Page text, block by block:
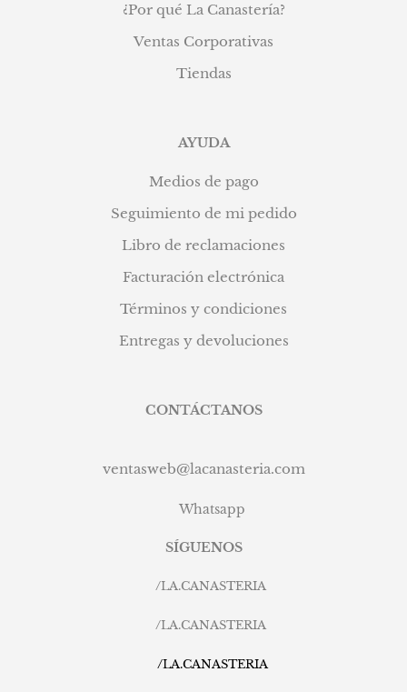
¿Por qué La Canastería?
Ventas Corporativas
Tiendas
AYUDA
Medios de pago
Seguimiento de mi pedido
Libro de reclamaciones
Facturación electrónica
Términos y condiciones
Entregas y devoluciones
CONTÁCTANOS
ventasweb@lacanasteria.com
Whatsapp
SÍGUENOS
/LA.CANASTERIA
/LA.CANASTERIA
/LA.CANASTERIA